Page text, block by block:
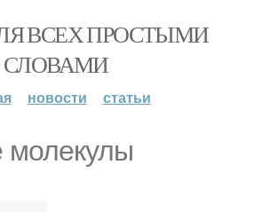
ВСЕХ ПРОСТЫМИ
СЛОВАМИ
новости статьи
молекулы